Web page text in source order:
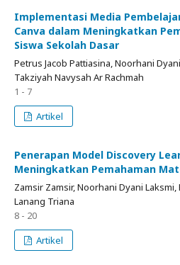
Implementasi Media
Canva dalam Meningkatkan
Siswa Sekolah Dasar
Petrus Jacob Pattiasina, Noorhani
Takziyah Navysah Ar Rachmah
1 - 7
Artikel
Penerapan Model Discovery
Meningkatkan Pemahaman
Zamsir Zamsir, Noorhani Dyani
Lanang Triana
8 - 20
Artikel